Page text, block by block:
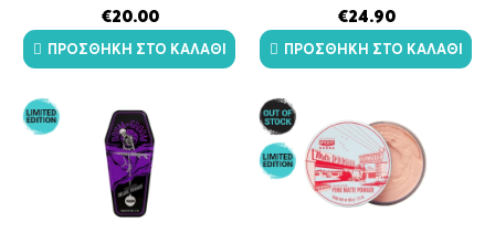
€20.00
ΠΡΟΣΘΉΚΗ ΣΤΟ ΚΑΛΆΘΙ
€24.90
ΠΡΟΣΘΉΚΗ ΣΤΟ ΚΑΛΆΘΙ